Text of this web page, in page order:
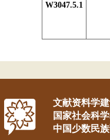
W3047.5.1
文献资料学
国家社会科
中国少数民